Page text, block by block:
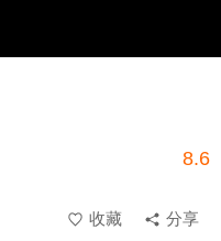
8.6
收藏
分享